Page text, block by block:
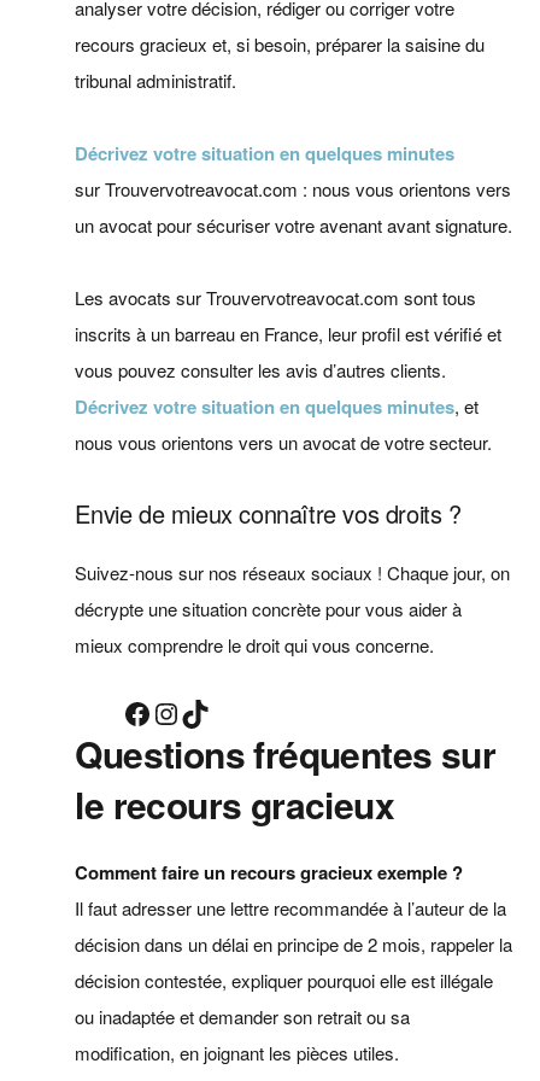
analyser votre décision, rédiger ou corriger votre
recours gracieux et, si besoin, préparer la saisine du
tribunal administratif.
Décrivez votre situation en quelques minutes
sur Trouvervotreavocat.com : nous vous orientons vers
un avocat pour sécuriser votre avenant avant signature.
Les avocats sur Trouvervotreavocat.com sont tous
inscrits à un barreau en France, leur profil est vérifié et
vous pouvez consulter les avis d’autres clients.
Décrivez votre situation en quelques minutes, et
nous vous orientons vers un avocat de votre secteur.
Envie de mieux connaître vos droits ?
Suivez-nous sur nos réseaux sociaux ! Chaque jour, on
décrypte une situation concrète pour vous aider à
mieux comprendre le droit qui vous concerne.
Facebook
Instagram
TikTok
Questions fréquentes sur
le recours gracieux
Comment faire un recours gracieux exemple ?
Il faut adresser une lettre recommandée à l’auteur de la
décision dans un délai en principe de 2 mois, rappeler la
décision contestée, expliquer pourquoi elle est illégale
ou inadaptée et demander son retrait ou sa
modification, en joignant les pièces utiles.